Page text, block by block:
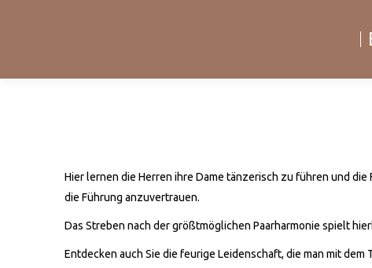
Hier lernen die Herren ihre Dame tänzerisch zu führen und die
die Führung anzuvertrauen.
Das Streben nach der größtmöglichen Paarharmonie spielt
Entdecken auch Sie die feurige Leidenschaft, die man mit dem